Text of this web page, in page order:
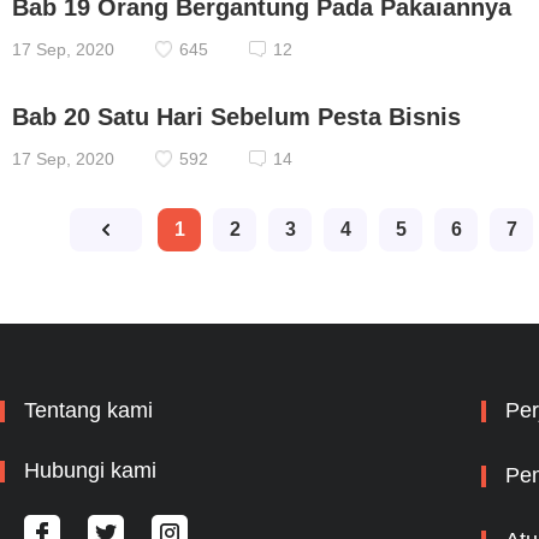
Bab 19 Orang Bergantung Pada Pakaiannya
17 Sep, 2020 645 12
Bab 20 Satu Hari Sebelum Pesta Bisnis
17 Sep, 2020 592 14
1 2 3 4 5 6 7
Tentang kami
Hubungi kami